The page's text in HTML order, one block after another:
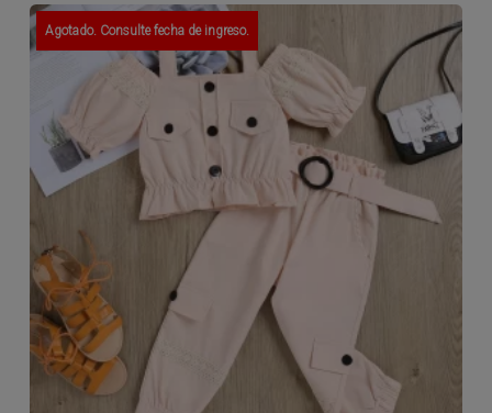
Agotado. Consulte fecha de ingreso.